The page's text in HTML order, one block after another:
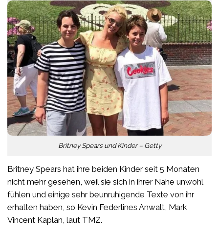
Britney Spears und Kinder – Getty
Britney Spears hat ihre beiden Kinder seit 5 Monaten
nicht mehr gesehen, weil sie sich in ihrer Nähe unwohl
fühlen und einige sehr beunruhigende Texte von ihr
erhalten haben, so Kevin Federlines Anwalt, Mark
Vincent Kaplan, laut TMZ.